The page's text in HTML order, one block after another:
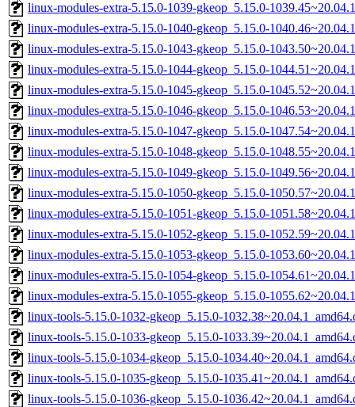
linux-modules-extra-5.15.0-1039-gkeop_5.15.0-
linux-modules-extra-5.15.0-1040-gkeop_5.15.0-
linux-modules-extra-5.15.0-1043-gkeop_5.15.0-
linux-modules-extra-5.15.0-1044-gkeop_5.15.0-
linux-modules-extra-5.15.0-1045-gkeop_5.15.0-
linux-modules-extra-5.15.0-1046-gkeop_5.15.0-
linux-modules-extra-5.15.0-1047-gkeop_5.15.0-
linux-modules-extra-5.15.0-1048-gkeop_5.15.0-
linux-modules-extra-5.15.0-1049-gkeop_5.15.0-
linux-modules-extra-5.15.0-1050-gkeop_5.15.0-
linux-modules-extra-5.15.0-1051-gkeop_5.15.0-
linux-modules-extra-5.15.0-1052-gkeop_5.15.0-
linux-modules-extra-5.15.0-1053-gkeop_5.15.0-
linux-modules-extra-5.15.0-1054-gkeop_5.15.0-
linux-modules-extra-5.15.0-1055-gkeop_5.15.0-
linux-tools-5.15.0-1032-gkeop_5.15.0-
linux-tools-5.15.0-1033-gkeop_5.15.0-
linux-tools-5.15.0-1034-gkeop_5.15.0-
linux-tools-5.15.0-1035-gkeop_5.15.0-
linux-tools-5.15.0-1036-gkeop_5.15.0-